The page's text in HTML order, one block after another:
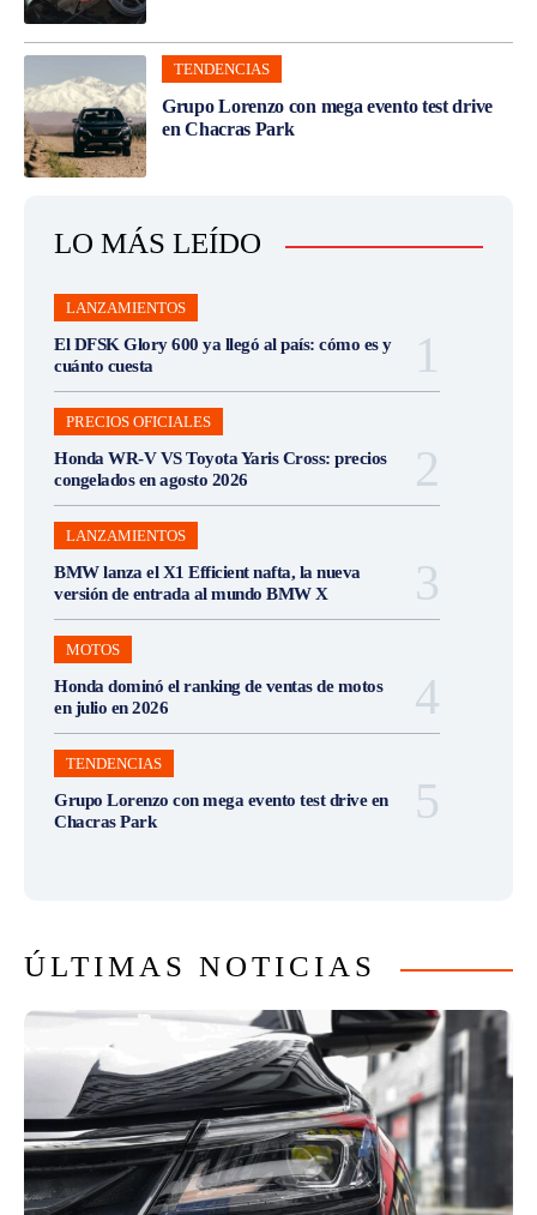
TENDENCIAS
Grupo Lorenzo con mega evento test drive
en Chacras Park
LO MÁS LEÍDO
LANZAMIENTOS
El DFSK Glory 600 ya llegó al país: cómo es y
cuánto cuesta
PRECIOS OFICIALES
Honda WR-V VS Toyota Yaris Cross: precios
congelados en agosto 2026
LANZAMIENTOS
BMW lanza el X1 Efficient nafta, la nueva
versión de entrada al mundo BMW X
MOTOS
Honda dominó el ranking de ventas de motos
en julio en 2026
TENDENCIAS
Grupo Lorenzo con mega evento test drive en
Chacras Park
ÚLTIMAS NOTICIAS